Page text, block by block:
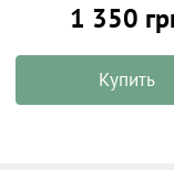
1 350
Купить